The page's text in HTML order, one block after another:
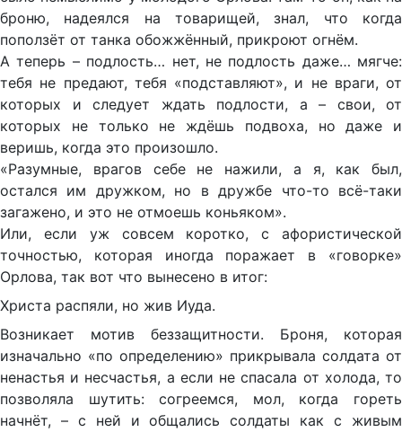
броню, надеялся на товарищей, знал, что когда
поползёт от танка обожжённый, прикроют огнём.
А теперь – подлость… нет, не подлость даже… мягче:
тебя не предают, тебя «подставляют», и не враги, от
которых и следует ждать подлости, а – свои, от
которых не только не ждёшь подвоха, но даже и
веришь, когда это произошло.
«Разумные, врагов себе не нажили, а я, как был,
остался им дружком, но в дружбе что-то всё-таки
загажено, и это не отмоешь коньяком».
Или, если уж совсем коротко, с афористической
точностью, которая иногда поражает в «говорке»
Орлова, так вот что вынесено в итог:
Христа распяли, но жив Иуда.
Возникает мотив беззащитности. Броня, которая
изначально «по определению» прикрывала солдата от
ненастья и несчастья, а если не спасала от холода, то
позволяла шутить: согреемся, мол, когда гореть
начнёт, – с ней и общались солдаты как с живым